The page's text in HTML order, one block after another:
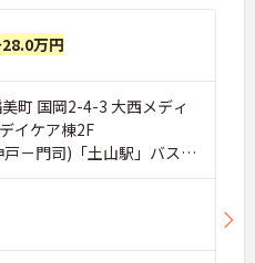
万円
町 国岡2-4-3 大西メディ
イケア棟2F
戸－門司)「土山駅」バス・